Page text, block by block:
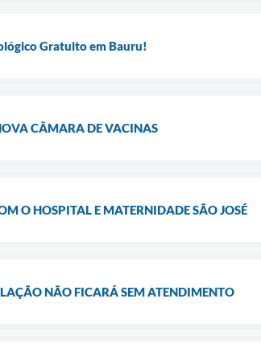
Gratuito em Bauru!
CÂMARA DE VACINAS
O HOSPITAL E MATERNIDADE SÃO JOSÉ
NÃO FICARÁ SEM ATENDIMENTO